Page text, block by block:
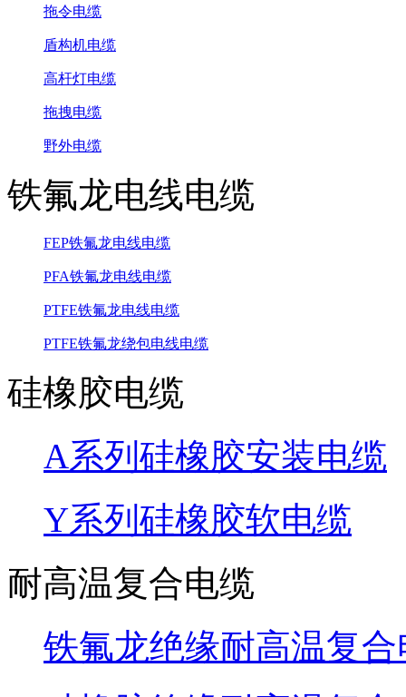
拖令电缆
盾构机电缆
高杆灯电缆
拖拽电缆
野外电缆
铁氟龙电线电缆
FEP铁氟龙电线电缆
PFA铁氟龙电线电缆
PTFE铁氟龙电线电缆
PTFE铁氟龙绕包电线电缆
硅橡胶电缆
A系列硅橡胶安装电缆
Y系列硅橡胶软电缆
耐高温复合电缆
铁氟龙绝缘耐高温复合